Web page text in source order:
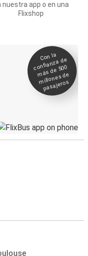
nuestra app o en una
Flixshop
Con la
confianza de
más de 500
millones de
pasajeros